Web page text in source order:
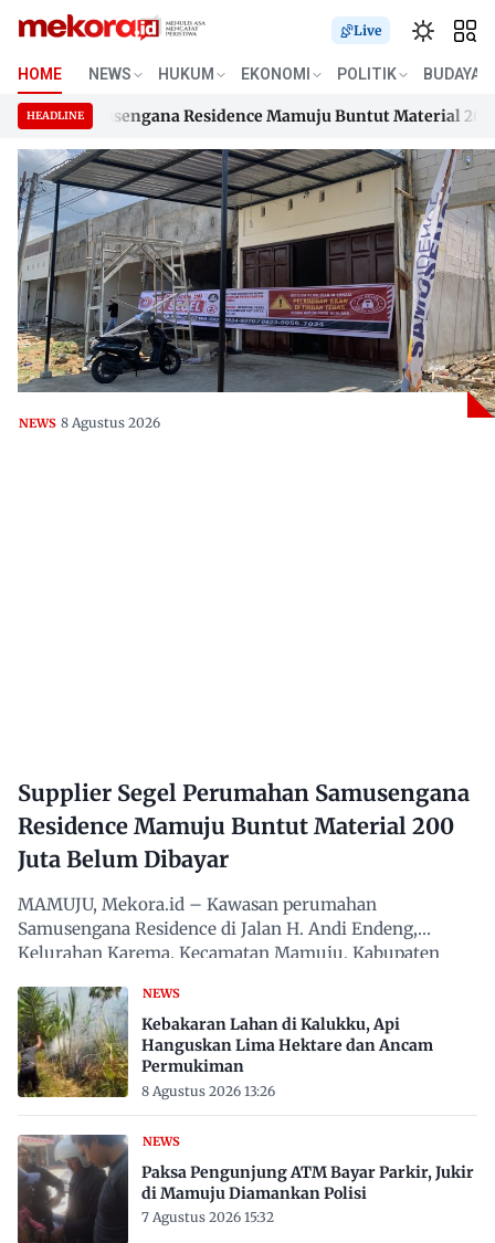
Skip
content
Live
HOME NEWS HUKUM EKONOMI POLITIK BUDAYA
HEADLINE
Samusengana Residence Mamuju Buntut Material 200 Juta
Samusengana Residence Mamuju Buntut Material 200 Juta
NEWS 8 Agustus 2026
Supplier Segel Perumahan Samusengana
Residence Mamuju Buntut Material 200
Juta Belum Dibayar
MAMUJU, Mekora.id – Kawasan perumahan
Samusengana Residence di Jalan H. Andi Endeng,
Kelurahan Karema, Kecamatan Mamuju, Kabupaten
NEWS
Kebakaran Lahan di Kalukku, Api
Hanguskan Lima Hektare dan Ancam
Permukiman
8 Agustus 2026 13:26
NEWS
Paksa Pengunjung ATM Bayar Parkir, Jukir
di Mamuju Diamankan Polisi
7 Agustus 2026 15:32